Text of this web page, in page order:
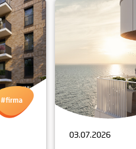
03.07.2026